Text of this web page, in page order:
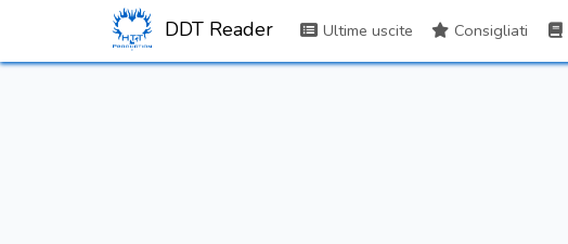
DDT Reader Ultime uscite Consigliati